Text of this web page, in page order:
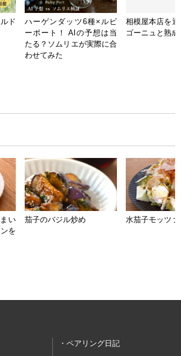
ド
ハーゲンダッツ6種×ルビ
ーポート！ AIの予想は当
たる？ソムリエが実際に合
わせてみた
相模屋本店を
ゴーニュと熟
い
を
茄子のバジル炒め 水茄子モッツァ
ペアリング日記